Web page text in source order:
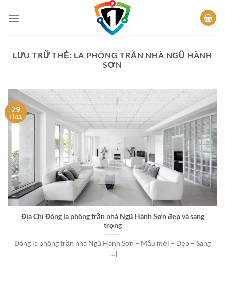
qua
LƯU TRỮ THẺ: LA PHÔNG TRẦN NHÀ NGŨ HÀNH
SƠN
Địa Chỉ Đóng la phông trần nhà Ngũ Hành Sơn đẹp và sang
trọng
Đóng la phông trần nhà Ngũ Hành Sơn – Mẫu mới – Đẹp – Sang
[...]
29
Th11